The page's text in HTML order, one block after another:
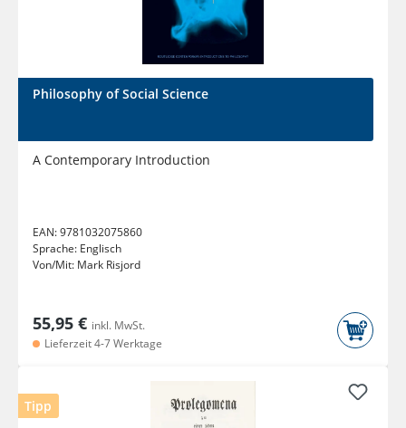
Philosophy of Social Science
A Contemporary Introduction
EAN:9781032075860
Sprache: Englisch
Von/Mit: Mark Risjord
55,95 € inkl. MwSt.
Lieferzeit 4-7 Werktage
Tipp